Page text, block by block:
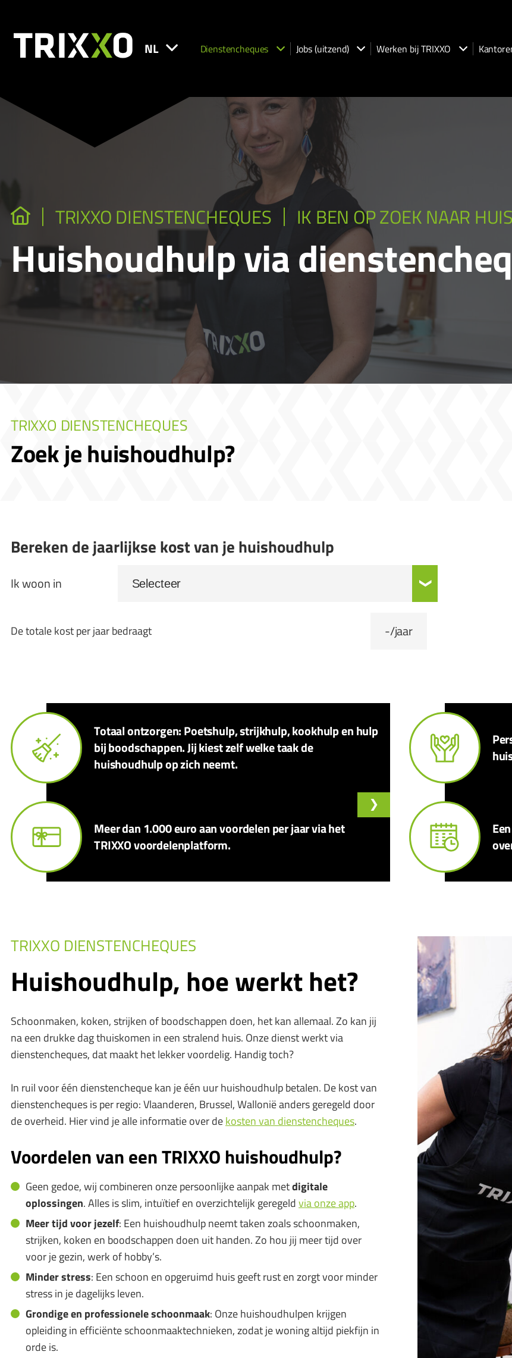
NL Dienstencheques Jobs (uitzend) Werken bij TRIXXO
TRIXXO DIENSTENCHEQUES IK BEN OP ZOEK NAAR
Huishoudhulp via
TRIXXO DIENSTENCHEQUES
Zoek je huishoudhulp?
Bereken de jaarlijkse kost van je huishoudhulp
Ik woon in
De totale kost per jaar bedraagt -/jaar
Totaal ontzorgen: Poetshulp, strijkhulp, kookhulp en hulp
bij boodschappen. Jij kiest zelf welke taak de
huishoudhulp op zich neemt.
Meer dan 1.000 euro aan voordelen per jaar via het
TRIXXO voordelenplatform.
TRIXXO DIENSTENCHEQUES
Huishoudhulp, hoe werkt het?
Schoonmaken, koken, strijken of boodschappen doen, het kan allemaal. Zo kan jij
na een drukke dag thuiskomen in een stralend huis. Onze dienst werkt via
dienstencheques, dat maakt het lekker voordelig. Handig toch?
In ruil voor één dienstencheque kan je één uur huishoudhulp betalen. De kost van
dienstencheques is per regio: Vlaanderen, Brussel, Wallonië anders geregeld door
de overheid. Hier vind je alle informatie over dekosten van dienstencheques.
Voordelen van een TRIXXO huishoudhulp?
Geen gedoe, wij combineren onze persoonlijke aanpak metdigitale
oplossingen. Alles is slim, intuïtief en overzichtelijk geregeldvia onze app.
Meer tijd voor jezelf: Een huishoudhulp neemt taken zoals schoonmaken,
strijken, koken en boodschappen doen uit handen. Zo hou jij meer tijd over
voor je gezin, werk of hobby’s.
Minder stress: Een schoon en opgeruimd huis geeft rust en zorgt voor minder
stress in je dagelijks leven.
Grondige en professionele schoonmaak: Onze huishoudhulpen krijgen
opleiding in efficiënte schoonmaaktechnieken, zodat je woning altijd piekfijn in
orde is.